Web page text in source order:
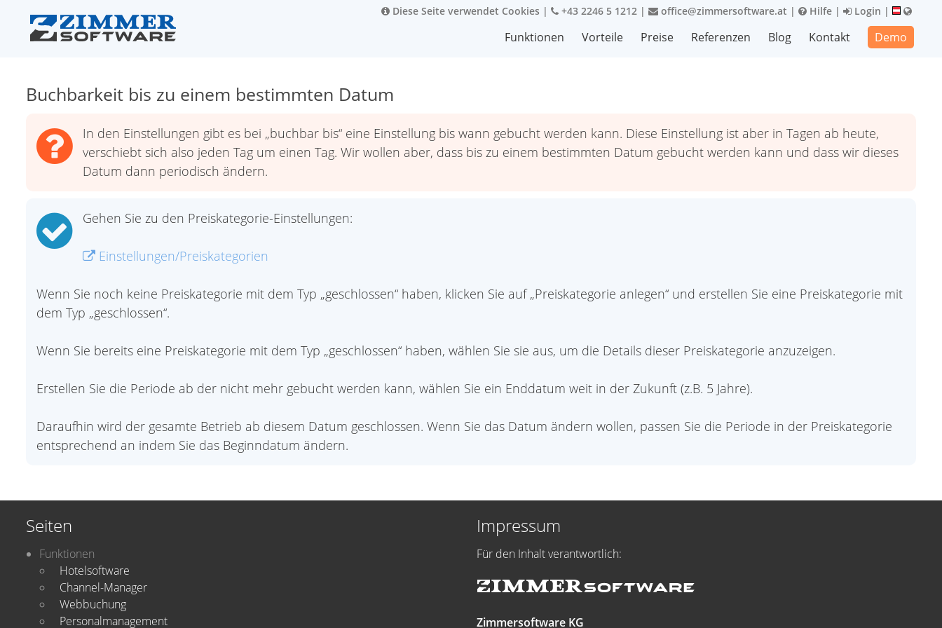
Diese Seite verwendet Cookies | +43 2246 5 1212 | office@zimmersoftware.at | Hilfe | Login |
Funktionen Vorteile Preise Referenzen Blog Kontakt Demo
Buchbarkeit bis zu einem bestimmten Datum
In den Einstellungen gibt es bei „buchbar bis“ eine Einstellung bis wann gebucht werden kann. Diese Einstellung ist aber in Tagen ab heute,
verschiebt sich also jeden Tag um einen Tag. Wir wollen aber, dass bis zu einem bestimmten Datum gebucht werden kann und dass wir dieses
Datum dann periodisch ändern.
Gehen Sie zu den Preiskategorie-Einstellungen:
Einstellungen/Preiskategorien
Wenn Sie noch keine Preiskategorie mit dem Typ „geschlossen“ haben, klicken Sie auf „Preiskategorie anlegen“ und erstellen Sie eine Preiskategorie mit
dem Typ „geschlossen“.
Wenn Sie bereits eine Preiskategorie mit dem Typ „geschlossen“ haben, wählen Sie sie aus, um die Details dieser Preiskategorie anzuzeigen.
Erstellen Sie die Periode ab der nicht mehr gebucht werden kann, wählen Sie ein Enddatum weit in der Zukunft (z.B. 5 Jahre).
Daraufhin wird der gesamte Betrieb ab diesem Datum geschlossen. Wenn Sie das Datum ändern wollen, passen Sie die Periode in der Preiskategorie
entsprechend an indem Sie das Beginndatum ändern.
Seiten
Funktionen
Hotelsoftware
Channel-Manager
Webbuchung
Personalmanagement
Impressum
Für den Inhalt verantwortlich:
Zimmersoftware KG